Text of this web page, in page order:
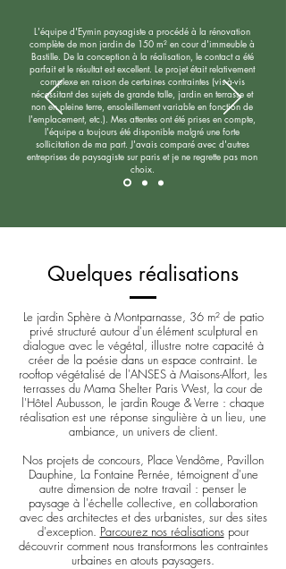
L'équipe d'Eymin paysagiste a procédé à la rénovation
complète de mon jardin de 150 m² en cour d'immeuble à
Bastille. De la conception à la réalisation, le contact a été
parfait et le résultat est excellent. Le projet était relativement
complexe en raison de certaines contraintes (vis-à-vis
nécessitant des sujets de grande talle, jardin en terrasse et
non en pleine terre, ensoleillement variable en fonction de
l'emplacement, etc.). Mes attentes ont été prises en compte,
l'équipe a toujours été disponible malgré une forte
sollicitation de ma part. J'avais comparé avec d'autres
entreprises de paysagiste sur paris et je ne regrette pas mon
choix.
Quelques réalisations
Le jardin Sphère à Montparnasse, 36 m² de patio
privé structuré autour d'un élément sculptural en
dialogue avec le végétal, illustre notre capacité à
créer de la poésie dans un espace contraint. Le
rooftop végétalisé de l'ANSES à Maisons-Alfort, les
terrasses du Mama Shelter Paris West, la cour de
l'Hôtel Aubusson, le jardin Rouge & Verre : chaque
réalisation est une réponse singulière à un lieu, une
ambiance, un univers de client.
Nos projets de concours, Place Vendôme, Pavillon
Dauphine, La Fontaine Pernée, témoignent d'une
autre dimension de notre travail : penser le
paysage à l'échelle collective, en collaboration
avec des architectes et des urbanistes, sur des sites
d'exception. Parcourez nos réalisationspour
découvrir comment nous transformons les contraintes
urbaines en atouts paysagers.